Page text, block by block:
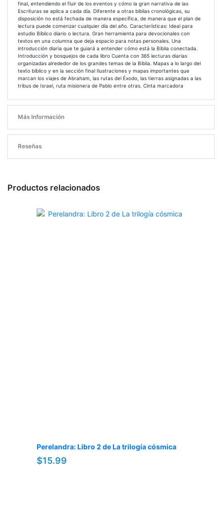
final, entendiendo el fluir de los eventos y cómo la gran narrativa de las
Escrituras se aplica a cada día. Diferente a otras biblias cronológicas, su
disposición no está fechada de manera específica, de manera que el plan de
lectura puede comenzar cualquier día del año. Características: Ideal para
estudio Bíblico diario o lectura. Gran herramienta para devocionales con
textos en una columna que deja espacio para notas personales. Una
introducción diaria que te guiará a entender cómo está la Biblia conectada.
Introducción y bosquejos de cada libro Cuenta con 365 lecturas diarias
organizadas alrededor de los grandes temas de la Biblia. Mapas a lo largo del
texto bíblico y en la sección final Ilustraciones y mapas importantes que
marcan los viajes de Abraham, las rutas del Éxodo, las tierras asignadas a las
tribus de Israel, ruta misionera de Pablo entre otras. Cinta marcadora
Más Información
Reseñas
Productos relacionados
Perelandra: Libro 2 de La trilogía cósmica
$15.99